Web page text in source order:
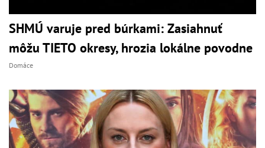
SHMÚ varuje pred búrkami: Zasiahnuť
môžu TIETO okresy, hrozia lokálne povodne
Domáce